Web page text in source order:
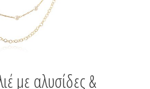
με αλυσίδες &